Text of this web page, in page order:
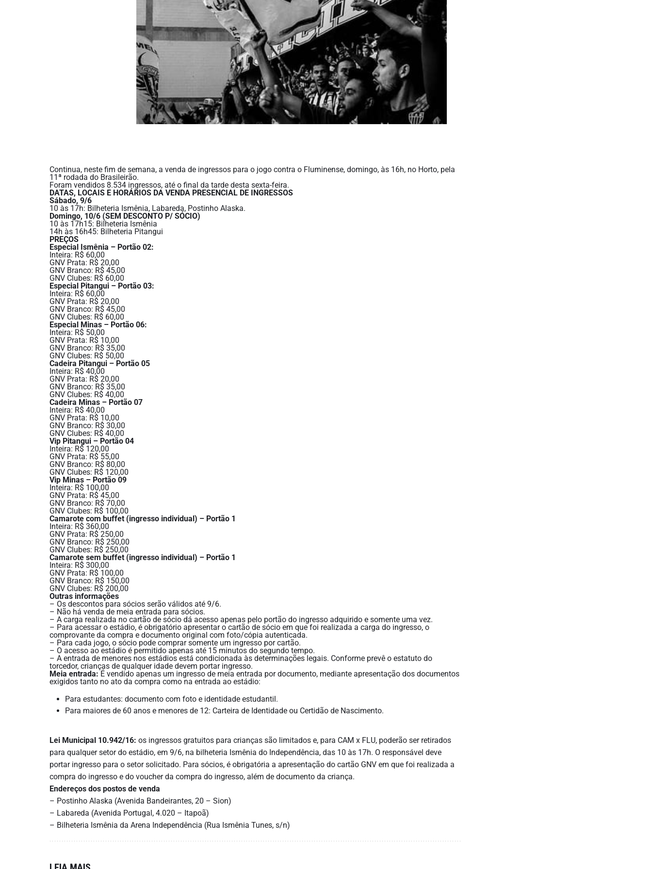
Continua, neste fim de semana, a venda de ingressos para o jogo contra o Fluminense, domingo, às 16h, no Horto, pela
11ª rodada do Brasileirão.
Foram vendidos 8.534 ingressos, até o final da tarde desta sexta-feira.
DATAS, LOCAIS E HORÁRIOS DA VENDA PRESENCIAL DE INGRESSOS
Sábado, 9/6
10 às 17h: Bilheteria Ismênia, Labareda, Postinho Alaska.
Domingo, 10/6 (SEM DESCONTO P/ SÓCIO)
10 às 17h15: Bilheteria Ismênia
14h às 16h45: Bilheteria Pitangui
PREÇOS
Especial Ismênia – Portão 02:
Inteira: R$ 60,00
GNV Prata: R$ 20,00
GNV Branco: R$ 45,00
GNV Clubes: R$ 60,00
Especial Pitangui – Portão 03:
Inteira: R$ 60,00
GNV Prata: R$ 20,00
GNV Branco: R$ 45,00
GNV Clubes: R$ 60,00
Especial Minas – Portão 06:
Inteira: R$ 50,00
GNV Prata: R$ 10,00
GNV Branco: R$ 35,00
GNV Clubes: R$ 50,00
Cadeira Pitangui – Portão 05
Inteira: R$ 40,00
GNV Prata: R$ 20,00
GNV Branco: R$ 35,00
GNV Clubes: R$ 40,00
Cadeira Minas – Portão 07
Inteira: R$ 40,00
GNV Prata: R$ 10,00
GNV Branco: R$ 30,00
GNV Clubes: R$ 40,00
Vip Pitangui – Portão 04
Inteira: R$ 120,00
GNV Prata: R$ 55,00
GNV Branco: R$ 80,00
GNV Clubes: R$ 120,00
Vip Minas – Portão 09
Inteira: R$ 100,00
GNV Prata: R$ 45,00
GNV Branco: R$ 70,00
GNV Clubes: R$ 100,00
Camarote com buffet (ingresso individual) – Portão 1
Inteira: R$ 360,00
GNV Prata: R$ 250,00
GNV Branco: R$ 250,00
GNV Clubes: R$ 250,00
Camarote sem buffet (ingresso individual) – Portão 1
Inteira: R$ 300,00
GNV Prata: R$ 100,00
GNV Branco: R$ 150,00
GNV Clubes: R$ 200,00
Outras informações
– Os descontos para sócios serão válidos até 9/6.
– Não há venda de meia entrada para sócios.
– A carga realizada no cartão de sócio dá acesso apenas pelo portão do ingresso adquirido e somente uma vez.
– Para acessar o estádio, é obrigatório apresentar o cartão de sócio em que foi realizada a carga do ingresso, o
comprovante da compra e documento original com foto/cópia autenticada.
– Para cada jogo, o sócio pode comprar somente um ingresso por cartão.
– O acesso ao estádio é permitido apenas até 15 minutos do segundo tempo.
– A entrada de menores nos estádios está condicionada às determinações legais. Conforme prevê o estatuto do
torcedor, crianças de qualquer idade devem portar ingresso.
Meia entrada: É vendido apenas um ingresso de meia entrada por documento, mediante apresentação dos documentos
exigidos tanto no ato da compra como na entrada ao estádio:
Para estudantes: documento com foto e identidade estudantil.
Para maiores de 60 anos e menores de 12: Carteira de Identidade ou Certidão de Nascimento.
Lei Municipal 10.942/16: os ingressos gratuitos para crianças são limitados e, para CAM x FLU, poderão ser retirados
para qualquer setor do estádio, em 9/6, na bilheteria Ismênia do Independência, das 10 às 17h. O responsável deve
portar ingresso para o setor solicitado. Para sócios, é obrigatória a apresentação do cartão GNV em que foi realizada a
compra do ingresso e do voucher da compra do ingresso, além de documento da criança.
Endereços dos postos de venda
– Postinho Alaska (Avenida Bandeirantes, 20 – Sion)
– Labareda (Avenida Portugal, 4.020 – Itapoã)
– Bilheteria Ismênia da Arena Independência (Rua Ismênia Tunes, s/n)